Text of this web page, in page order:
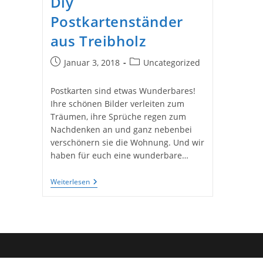
Postkartenständer
aus Treibholz
BeitragJanuar 3, 2018
Beitrags-
Uncategorized
Postkarten sind etwas Wunderbares!
Ihre schönen Bilder verleiten zum
Träumen, ihre Sprüche regen zum
Nachdenken an und ganz nebenbei
verschönern sie die Wohnung. Und wir
haben für euch eine wunderbare…
WeiterlesenDiy
Postkartenständer